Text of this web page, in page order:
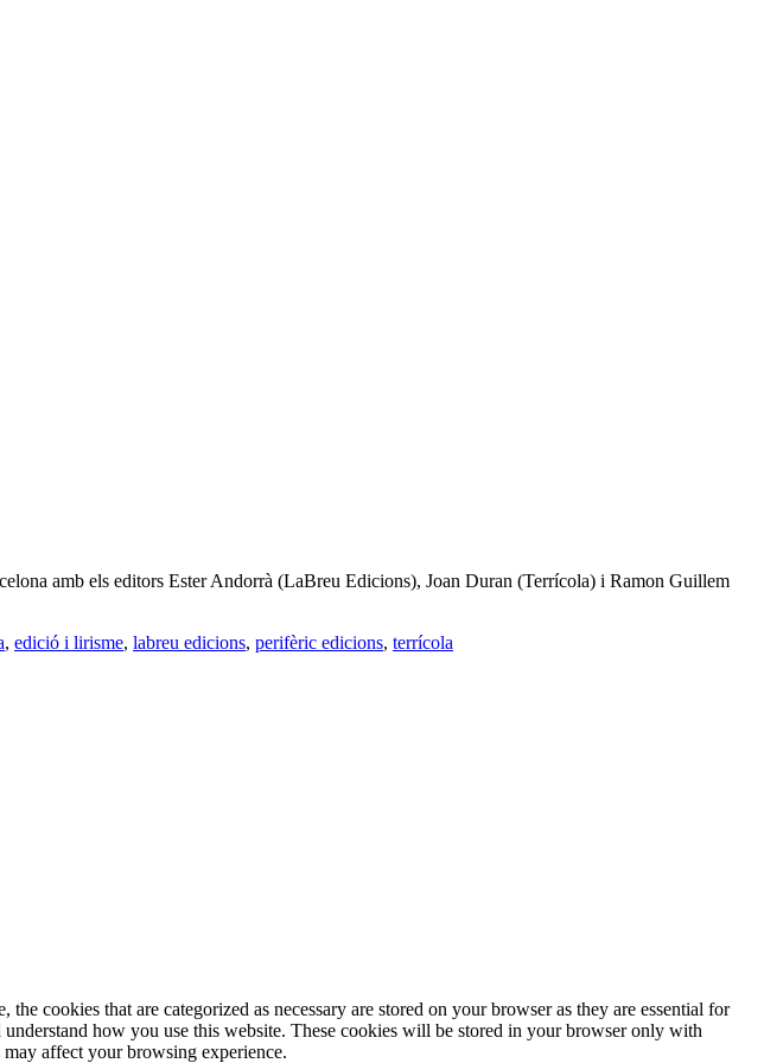
amb els editors Ester Andorrà (LaBreu Edicions), Joan Duran (Terrícola) i Ramon Guillem
, edició i lirisme, labreu edicions, perifèric edicions, terrícola
cookies that are categorized as necessary are stored on your browser as they are essential for
how you use this website. These cookies will be stored in your browser only with
affect your browsing experience.